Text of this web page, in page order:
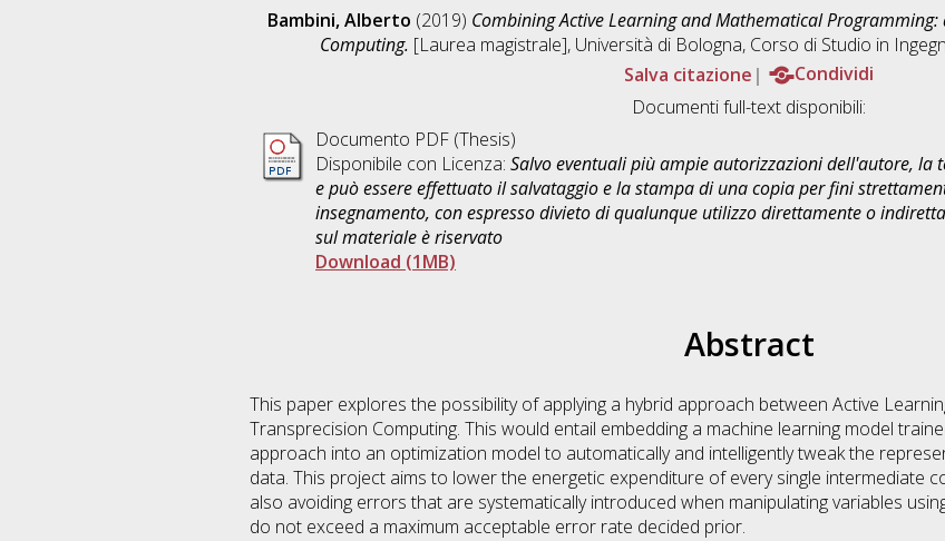
Bambini, Alberto (2019) Combining Active Learning and Mathematical
Computing. [Laurea magistrale], Università di Bologna, Corso di Studio in
Salva citazione
Condividi
Documenti full-text disponibili:
Documento PDF (Thesis)
Disponibile con Licenza: Salvo eventuali più ampie autorizzazioni dell'autore, la
e può essere effettuato il salvataggio e la stampa di una copia per fini
insegnamento, con espresso divieto di qualunque utilizzo direttamente o
sul materiale è riservato
Download (1MB)
Abstract
This paper explores the possibility of applying a hybrid approach between Active
Transprecision Computing. This would entail embedding a machine learning model
approach into an optimization model to automatically and intelligently tweak the
data. This project aims to lower the energetic expenditure of every single intermediate
also avoiding errors that are systematically introduced when manipulating variables
do not exceed a maximum acceptable error rate decided prior.